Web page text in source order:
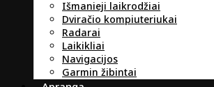
Išmanieji laikrodžiai
Dviračio kompiuteriukai
Radarai
Laikikliai
Navigacijos
Garmin žibintai